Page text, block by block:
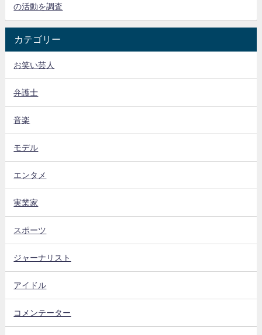
の活動を調査
カテゴリー
お笑い芸人
弁護士
音楽
モデル
エンタメ
実業家
スポーツ
ジャーナリスト
アイドル
コメンテーター